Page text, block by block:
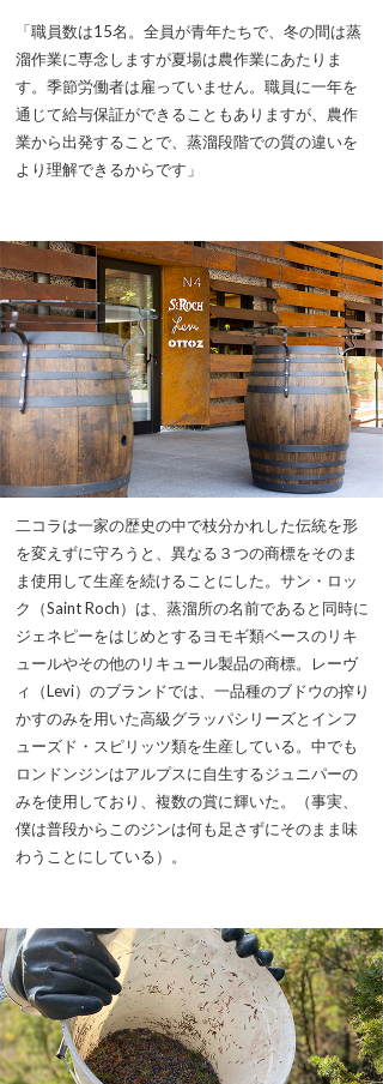
「職員数は15名。全員が青年たちで、冬の間は蒸
溜作業に専念しますが夏場は農作業にあたりま
す。季節労働者は雇っていません。職員に一年を
通じて給与保証ができることもありますが、農作
業から出発することで、蒸溜段階での質の違いを
より理解できるからです」
二コラは一家の歴史の中で枝分かれした伝統を形
を変えずに守ろうと、異なる３つの商標をそのま
ま使用して生産を続けることにした。サン・ロッ
ク（Saint Roch）は、蒸溜所の名前であると同時に
ジェネピーをはじめとするヨモギ類ベースのリキ
ュールやその他のリキュール製品の商標。レーヴ
ィ（Levi）のブランドでは、一品種のブドウの搾り
かすのみを用いた高級グラッパシリーズとインフ
ューズド・スピリッツ類を生産している。中でも
ロンドンジンはアルプスに自生するジュニパーの
みを使用しており、複数の賞に輝いた。（事実、
僕は普段からこのジンは何も足さずにそのまま味
わうことにしている）。